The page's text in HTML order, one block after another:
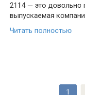
2114 — это довольно
выпускаемая
Читать полностью
1